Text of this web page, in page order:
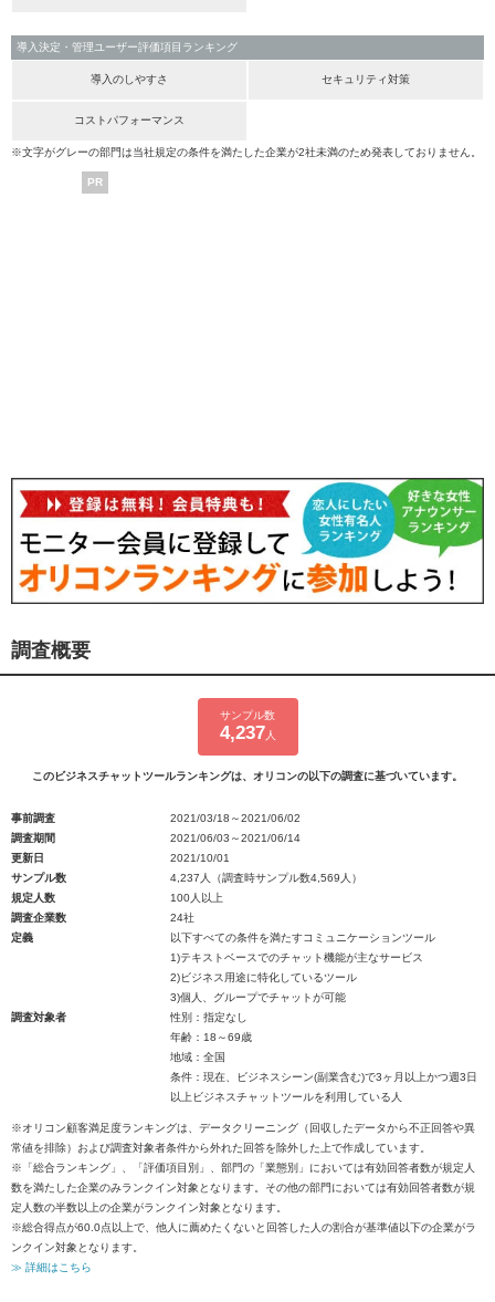
導入決定・管理ユーザー評価項目ランキング
導入のしやすさ セキュリティ対策
コストパフォーマンス
※文字がグレーの部門は当社規定の条件を満たした企業が2社未満のため発表しておりません。
PR
調査概要
サンプル数
4,237 人
このビジネスチャットツールランキングは、オリコンの以下の調査に基づいています。
事前調査
2021/03/18～2021/06/02
調査期間
2021/06/03～2021/06/14
更新日
2021/10/01
サンプル数
4,237人（調査時サンプル数4,569人）
規定人数
100人以上
調査企業数
24社
定義
以下すべての条件を満たすコミュニケーションツール
1)テキストベースでのチャット機能が主なサービス
2)ビジネス用途に特化しているツール
3)個人、グループでチャットが可能
調査対象者
性別：指定なし
年齢：18～69歳
地域：全国
条件：現在、ビジネスシーン(副業含む)で3ヶ月以上かつ週3日
以上ビジネスチャットツールを利用している人
※オリコン顧客満足度ランキングは、データクリーニング（回収したデータから不正回答や異
常値を排除）および調査対象者条件から外れた回答を除外した上で作成しています。
※「総合ランキング」、「評価項目別」、部門の「業態別」においては有効回答者数が規定人
数を満たした企業のみランクイン対象となります。その他の部門においては有効回答者数が規
定人数の半数以上の企業がランクイン対象となります。
※総合得点が60.0点以上で、他人に薦めたくないと回答した人の割合が基準値以下の企業がラ
ンクイン対象となります。
≫ 詳細はこちら